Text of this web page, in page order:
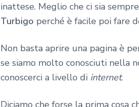
inattese. Meglio che ci sia
Turbigo perché è facile poi fare
Non basta aprire una pagina è
se siamo molto conosciuti nella
conoscerci a livello di internet.
Diciamo che forse la prima cosa